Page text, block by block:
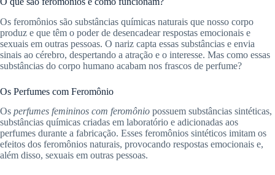
Os feromônios são substâncias químicas naturais que nosso corpo
produz e que têm o poder de desencadear respostas emocionais e
sexuais em outras pessoas. O nariz capta essas substâncias e envia
sinais ao cérebro, despertando a atração e o interesse. Mas como essas
substâncias do corpo humano acabam nos frascos de perfume?
Os Perfumes com Feromônio
Os perfumes femininos com feromônio possuem substâncias sintéticas,
substâncias químicas criadas em laboratório e adicionadas aos
perfumes durante a fabricação. Esses feromônios sintéticos imitam os
efeitos dos feromônios naturais, provocando respostas emocionais e,
além disso, sexuais em outras pessoas.